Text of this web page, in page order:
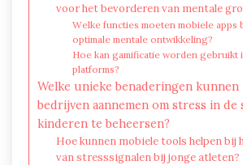
voor het bevorderen van mentale
Welke functies moeten mobiele apps
optimale mentale ontwikkeling?
Hoe kan gamificatie worden gebruikt
platforms?
Welke unieke benaderingen kunnen
bedrijven aannemen om stress in de
kinderen te beheersen?
Hoe kunnen mobiele tools helpen bij
van stresssignalen bij jonge atleten?